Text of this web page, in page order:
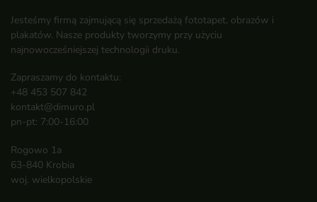
Jesteśmy firmą zajmującą się sprzedażą fototapet, obrazów i
plakatów. Nasze produkty tworzymy przy użyciu
najnowocześniejszej technologii druku.
Zapraszamy do kontaktu:
+48 453 507 842
kontakt@dimuro.pl
pn-pt: 7:00-16:00
Rogowo 1a
63-840 Krobia
woj. wielkopolskie